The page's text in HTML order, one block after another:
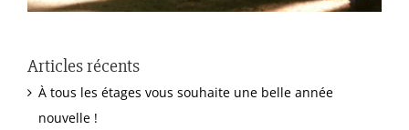
Articles récents
À tous les étages vous souhaite une belle année
nouvelle !